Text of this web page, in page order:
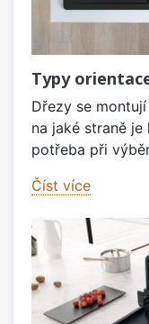
Typy
Dřezy se
na jaké straně
potřeba při
Číst více